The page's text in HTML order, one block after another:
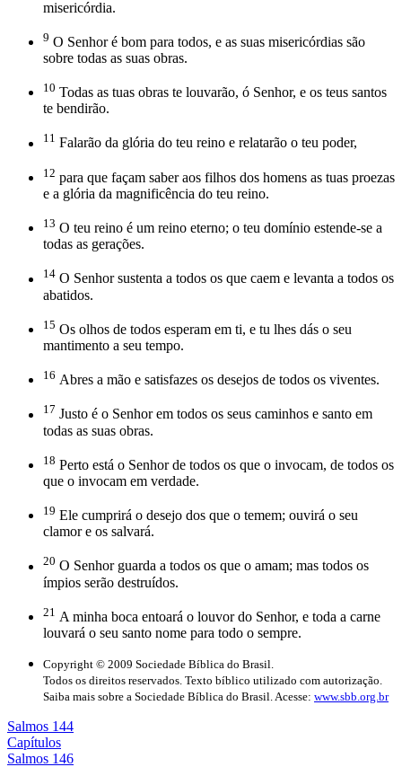
misericórdia.
9 O Senhor é bom para todos, e as suas misericórdias são
sobre todas as suas obras.
10 Todas as tuas obras te louvarão, ó Senhor, e os teus santos
te bendirão.
11 Falarão da glória do teu reino e relatarão o teu poder,
12 para que façam saber aos filhos dos homens as tuas proezas
e a glória da magnificência do teu reino.
13 O teu reino é um reino eterno; o teu domínio estende-se a
todas as gerações.
14 O Senhor sustenta a todos os que caem e levanta a todos os
abatidos.
15 Os olhos de todos esperam em ti, e tu lhes dás o seu
mantimento a seu tempo.
16 Abres a mão e satisfazes os desejos de todos os viventes.
17 Justo é o Senhor em todos os seus caminhos e santo em
todas as suas obras.
18 Perto está o Senhor de todos os que o invocam, de todos os
que o invocam em verdade.
19 Ele cumprirá o desejo dos que o temem; ouvirá o seu
clamor e os salvará.
20 O Senhor guarda a todos os que o amam; mas todos os
ímpios serão destruídos.
21 A minha boca entoará o louvor do Senhor, e toda a carne
louvará o seu santo nome para todo o sempre.
Copyright © 2009 Sociedade Bíblica do Brasil.
Todos os direitos reservados. Texto bíblico utilizado com autorização.
Saiba mais sobre a Sociedade Bíblica do Brasil. Acesse: www.sbb.org.br
Salmos 144
Capítulos
Salmos 146